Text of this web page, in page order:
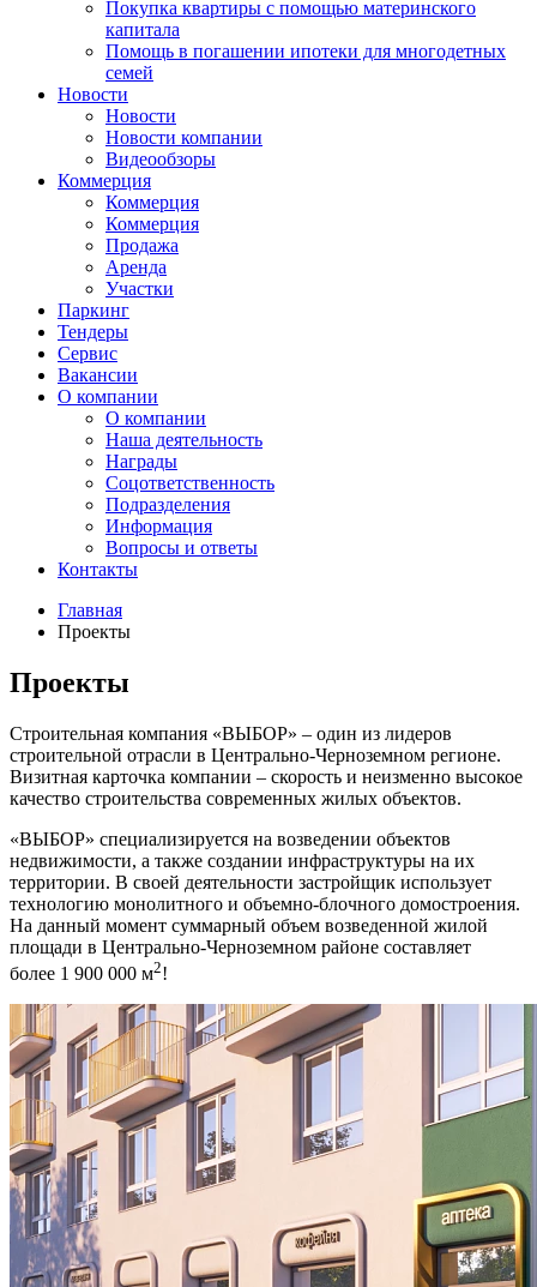
Покупка квартиры с помощью материнского
капитала
Помощь в погашении ипотеки для многодетных
семей
Новости
Новости
Новости компании
Видеообзоры
Коммерция
Коммерция
Коммерция
Продажа
Аренда
Участки
Паркинг
Тендеры
Сервис
Вакансии
О компании
О компании
Наша деятельность
Награды
Соцответственность
Подразделения
Информация
Вопросы и ответы
Контакты
Главная
Проекты
Проекты
Строительная компания «ВЫБОР» – один из лидеров
строительной отрасли в Центрально-Черноземном регионе.
Визитная карточка компании – скорость и неизменно высокое
качество строительства современных жилых объектов.
«ВЫБОР» специализируется на возведении объектов
недвижимости, а также создании инфраструктуры на их
территории. В своей деятельности застройщик использует
технологию монолитного и объемно-блочного домостроения.
На данный момент суммарный объем возведенной жилой
площади в Центрально-Черноземном районе составляет
более 1 900 000 м2!